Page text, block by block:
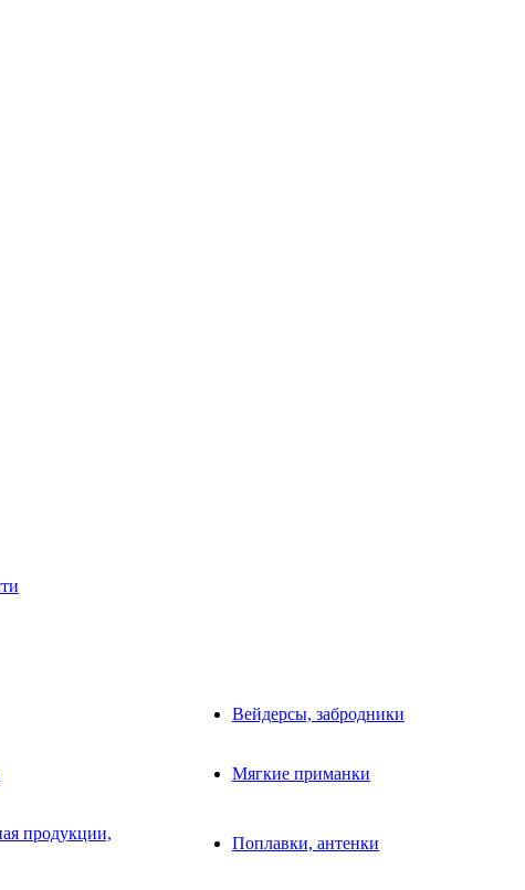
Вейдерсы, забродники
Мягкие приманки
продукции,
Поплавки, антенки